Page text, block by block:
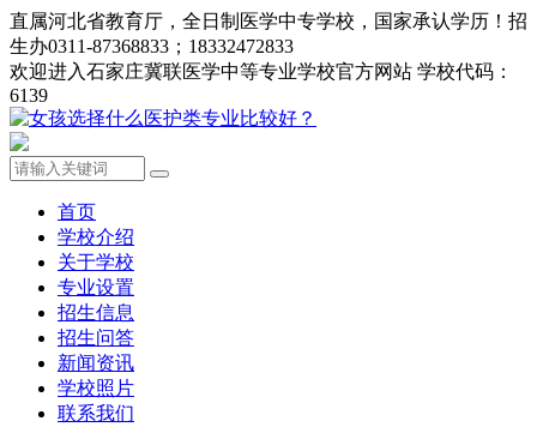
直属河北省教育厅，全日制医学中专学校，国家承认学历！招
生办0311-87368833；18332472833
欢迎进入石家庄冀联医学中等专业学校官方网站 学校代码：
6139
首页
学校介绍
关于学校
专业设置
招生信息
招生问答
新闻资讯
学校照片
联系我们